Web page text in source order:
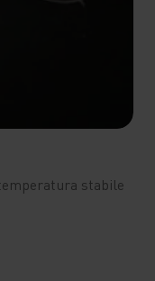
stabile